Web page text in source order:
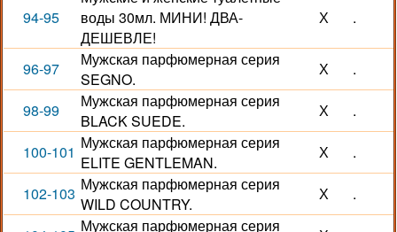
94-95
воды 30мл. МИНИ! ДВА-
ДЕШЕВЛЕ!
Х .
96-97
Мужская парфюмерная серия
SEGNO.
Х .
98-99
Мужская парфюмерная серия
BLACK SUEDE.
Х .
100-101 Мужская парфюмерная серия
ELITE GENTLEMAN.
Х .
102-103 Мужская парфюмерная серия
WILD COUNTRY.
Х .
Мужская парфюмерная серия